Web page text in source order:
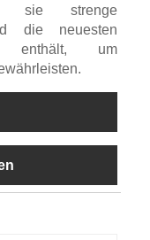
sie strenge
die neuesten
enthält, um